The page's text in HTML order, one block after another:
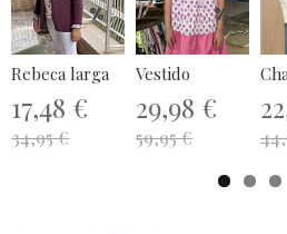
%
Rebeca larga
17,48 €
34,95 €
%
Vestido
29,98 €
59,95 €